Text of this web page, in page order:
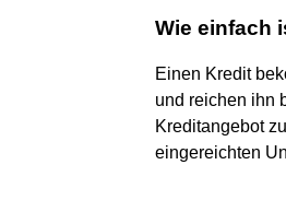
Wie einfach
Einen Kredit
und reichen ihn
Kreditangebot
eingereichten